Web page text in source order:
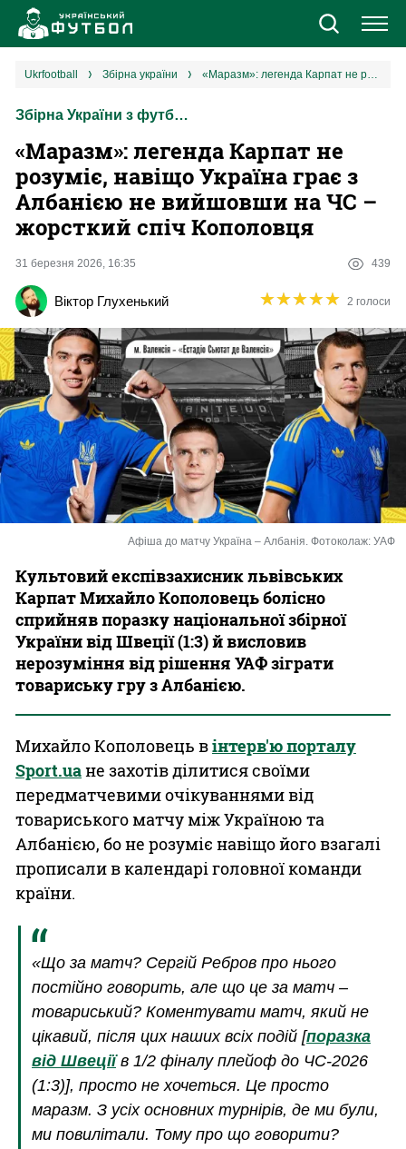
Новини
Збірна
Єврокубки
УПЛ
Різне
Букмекери
Казино
ukrfootball збірна україни «Маразм»: легенда Карпат не розуміє, навіщо Україна грає з Албанією не вийшовши на ЧС – жорсткий спіч Кополовця
Збірна України з футболу
«Маразм»: легенда Карпат не
розуміє, навіщо Україна грає з
Албанією не вийшовши на ЧС –
жорсткий спіч Кополовця
31 березня 2026, 16:35 439
Віктор Глухенький ★★★★★
★★★★★ 2 голоси
Афіша до матчу Україна – Албанія. Фотоколаж: УАФ
Культовий експівзахисник львівських
Карпат Михайло Кополовець болісно
сприйняв поразку національної збірної
України від Швеції (1:3) й висловив
нерозуміння від рішення УАФ зіграти
товариську гру з Албанією.
Михайло Кополовець вінтерв'ю порталу
Sport.uaне захотів ділитися своїми
передматчевими очікуваннями від
товариського матчу між Україною та
Албанією, бо не розуміє навіщо його взагалі
прописали в календарі головної команди
країни.
«Що за матч? Сергій Ребров про нього
постійно говорить, але що це за матч –
товариський? Коментувати матч, який не
цікавий, після цих наших всіх подій [поразка
від Швеціїв 1/2 фіналу плейоф до ЧС-2026
(1:3)], просто не хочеться. Це просто
маразм. З усіх основних турнірів, де ми були,
ми повилітали. Тому про що говорити?